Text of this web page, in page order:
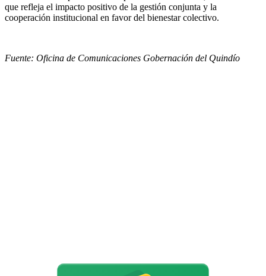
que refleja el impacto positivo de la gestión conjunta y la
cooperación institucional en favor del bienestar colectivo.
Fuente: Oficina de Comunicaciones Gobernación del Quindío